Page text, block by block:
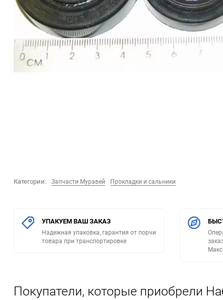
Категории: Запчасти Муравей Прокладки и сальники
УПАКУЕМ ВАШ ЗАКАЗ
Надежная упаковка, гарантия от порчи
товара при транспортировке
Покупатели, которые приобрели